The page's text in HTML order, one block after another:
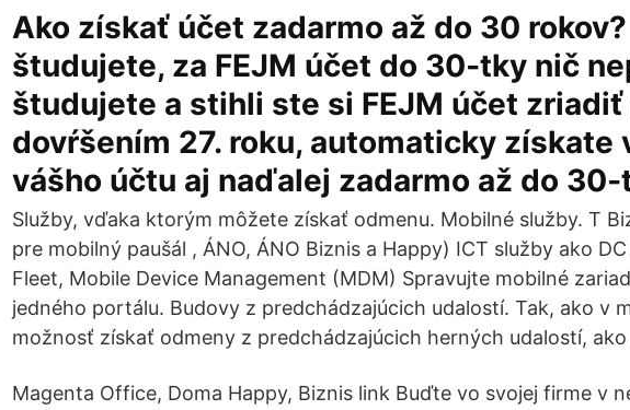
Ako získať účet zadarmo až do 30
študujete, za FEJM účet do 30‑tky nič
študujete a stihli ste si FEJM účet zriadiť
dovŕšením 27. roku, automaticky získate
vášho účtu aj naďalej zadarmo až do
Služby, vďaka ktorým môžete získať odmenu. Mobilné služby. T
pre mobilný paušál , ÁNO, ÁNO Biznis a Happy) ICT služby ako
Fleet, Mobile Device Management (MDM) Spravujte mobilné
jedného portálu. Budovy z predchádzajúcich udalostí. Tak, ako v
možnosť získať odmeny z predchádzajúcich herných udalostí, ako
Magenta Office, Doma Happy, Biznis link Buďte vo svojej firme v